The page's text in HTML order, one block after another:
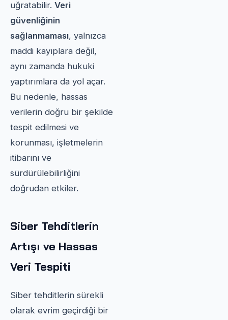
uğratabilir. Veri
güvenliğinin
sağlanmaması, yalnızca
maddi kayıplara değil,
aynı zamanda hukuki
yaptırımlara da yol açar.
Bu nedenle, hassas
verilerin doğru bir şekilde
tespit edilmesi ve
korunması, işletmelerin
itibarını ve
sürdürülebilirliğini
doğrudan etkiler.
Siber Tehditlerin
Artışı ve Hassas
Veri Tespiti
Siber tehditlerin sürekli
olarak evrim geçirdiği bir